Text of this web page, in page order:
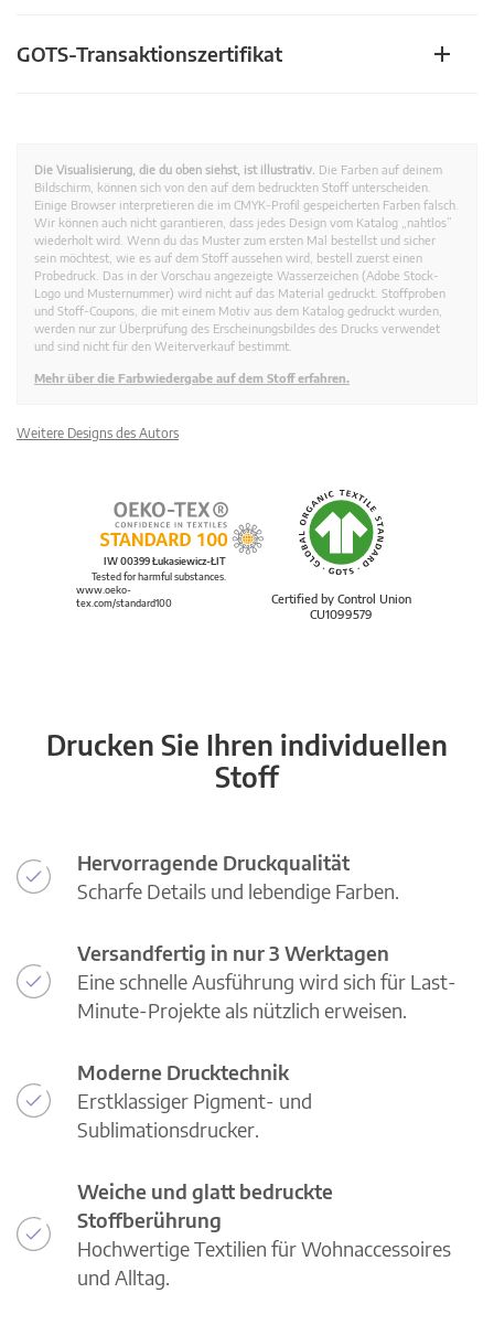
GOTS-Transaktionszertifikat
Die Visualisierung, die du oben siehst, ist illustrativ. Die Farben auf deinem
Bildschirm, können sich von den auf dem bedruckten Stoff unterscheiden.
Einige Browser interpretieren die im CMYK-Profil gespeicherten Farben falsch.
Wir können auch nicht garantieren, dass jedes Design vom Katalog „nahtlos”
wiederholt wird. Wenn du das Muster zum ersten Mal bestellst und sicher
sein möchtest, wie es auf dem Stoff aussehen wird, bestell zuerst einen
Probedruck. Das in der Vorschau angezeigte Wasserzeichen (Adobe Stock-
Logo und Musternummer) wird nicht auf das Material gedruckt. Stoffproben
und Stoff-Coupons, die mit einem Motiv aus dem Katalog gedruckt wurden,
werden nur zur Überprüfung des Erscheinungsbildes des Drucks verwendet
und sind nicht für den Weiterverkauf bestimmt.
Mehr über die Farbwiedergabe auf dem Stoff erfahren.
Weitere Designs des Autors
Certified by Control Union
CU1099579
IW 00399 Łukasiewicz-ŁIT
Tested for harmful substances.
www.oeko-
tex.com/standard100
Drucken Sie Ihren individuellen
Stoff
Hervorragende Druckqualität
Scharfe Details und lebendige Farben.
Versandfertig in nur 3 Werktagen
Eine schnelle Ausführung wird sich für Last-
Minute-Projekte als nützlich erweisen.
Moderne Drucktechnik
Erstklassiger Pigment- und
Sublimationsdrucker.
Weiche und glatt bedruckte
Stoffberührung
Hochwertige Textilien für Wohnaccessoires
und Alltag.